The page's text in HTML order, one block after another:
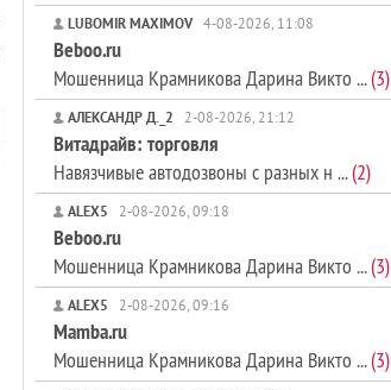
LUBOMIR MAXIMOV 4-08-2026, 11:08
Beboo.ru
Мошенница Крамникова Дарина Викто ...(3)
АЛЕКСАНДР Д._2 2-08-2026, 21:12
Витадрайв: торговля
Навязчивые автодозвоны с разных н ...(2)
ALEX5 2-08-2026, 09:18
Beboo.ru
Мошенница Крамникова Дарина Викто ...(3)
ALEX5 2-08-2026, 09:16
Mamba.ru
Мошенница Крамникова Дарина Викто ...(3)